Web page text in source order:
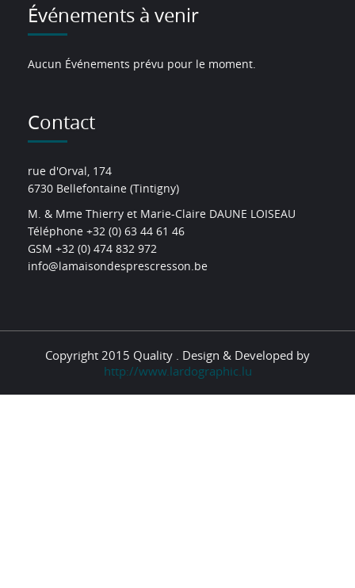
Événements à venir
Aucun Événements prévu pour le moment.
Contact
rue d'Orval, 174
6730 Bellefontaine (Tintigny)
M. & Mme Thierry et Marie-Claire DAUNE LOISEAU
Téléphone +32 (0) 63 44 61 46
GSM +32 (0) 474 832 972
info@lamaisondesprescresson.be
Copyright 2015 Quality . Design & Developed by
http://www.lardographic.lu